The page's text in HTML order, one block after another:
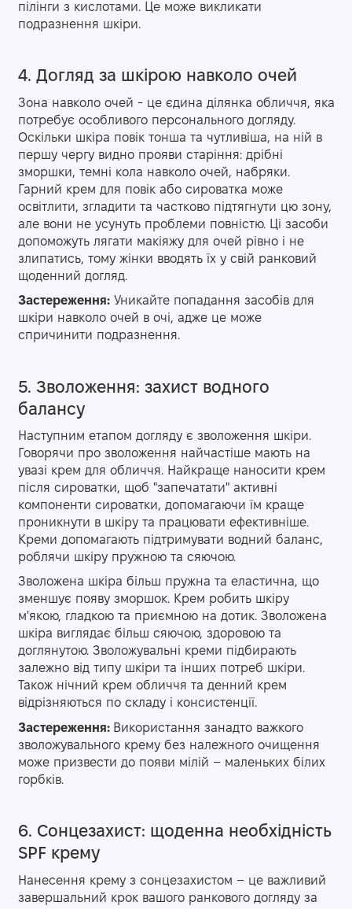
пілінги з кислотами. Це може викликати
подразнення шкіри.
4. Догляд за шкірою навколо очей
Зона навколо очей - це єдина ділянка обличчя, яка
потребує особливого персонального догляду.
Оскільки шкіра повік тонша та чутливіша, на ній в
першу чергу видно прояви старіння: дрібні
зморшки, темні кола навколо очей, набряки.
Гарний крем для повік або сироватка може
освітлити, згладити та частково підтягнути цю зону,
але вони не усунуть проблеми повністю. Ці засоби
допоможуть лягати макіяжу для очей рівно і не
злипатись, тому жінки вводять їх у свій ранковий
щоденний догляд.
Застереження:Уникайте попадання засобів для
шкіри навколо очей в очі, адже це може
спричинити подразнення.
5. Зволоження: захист водного
балансу
Наступним етапом догляду є зволоження шкіри.
Говорячи про зволоження найчастіше мають на
увазі крем для обличчя. Найкраще наносити крем
після сироватки, щоб "запечатати" активні
компоненти сироватки, допомагаючи їм краще
проникнути в шкіру та працювати ефективніше.
Креми допомагають підтримувати водний баланс,
роблячи шкіру пружною та сяючою.
Зволожена шкіра більш пружна та еластична, що
зменшує появу зморшок. Крем робить шкіру
м'якою, гладкою та приємною на дотик. Зволожена
шкіра виглядає більш сяючою, здоровою та
доглянутою. Зволожувальні креми підбирають
залежно від типу шкіри та інших потреб шкіри.
Також нічний крем обличчя та денний крем
відрізняються по складу і консистенції.
Застереження: Використання занадто важкого
зволожувального крему без належного очищення
може призвести до появи мілій – маленьких білих
горбків.
6. Сонцезахист: щоденна необхідність
SPF крему
Нанесення крему з сонцезахистом – це важливий
завершальний крок вашого ранкового догляду за